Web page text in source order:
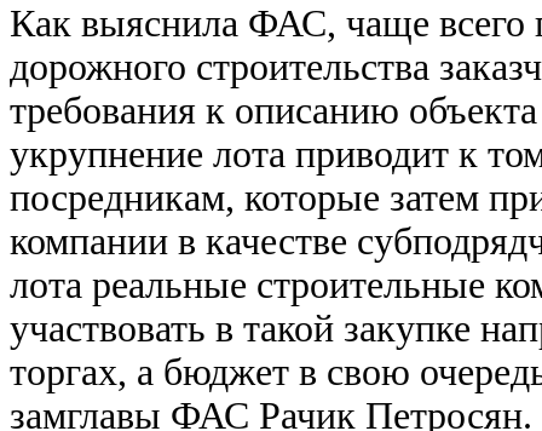
Как выяснила ФАС, чаще всего
дорожного строительства
требования к описанию
укрупнение лота приводит к
посредникам, которые затем
компании в качестве
лота реальные строительные
участвовать в такой закупке
торгах, а бюджет в свою
замглавы ФАС Рачик Петросян.